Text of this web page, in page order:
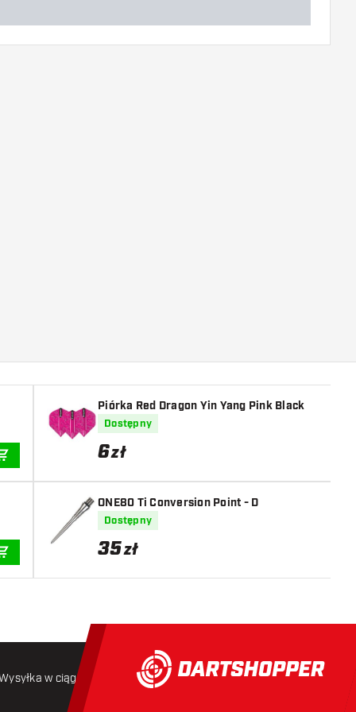
Piórka Red Dragon Yin Yang Pink Black
Dostępny
6zł
ONE80 Ti Conversion Point - D
Dostępny
35zł
w ciągu 24 godzin Darmowa wysyłka od 250 złoty